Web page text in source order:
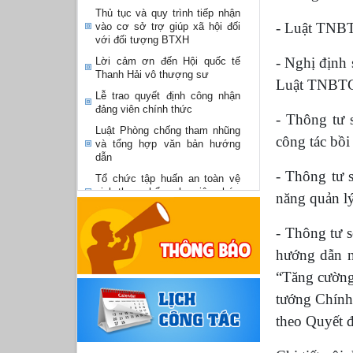
Thủ tục và quy trình tiếp nhận
vào cơ sở trợ giúp xã hội đối
với đối tượng BTXH
Lời cảm ơn đến Hội quốc tế
Thanh Hải vô thượng sư
Lễ trao quyết định công nhận
đảng viên chính thức
Luật Phòng chống tham nhũng
và tổng hợp văn bản hướng
dẫn
Tổ chức tập huấn an toàn vệ
sinh thực phẩm cho viên chức
tại Trung tâm Bảo trợ xã hội
Hội nghị công bố các quyết
định về công tác cán bộ tại
Trung tâm Bảo trợ xã hội tỉnh
Sơn La
Tổ chức sinh nhật Quý I, năm
2026 cho các em nhỏ tại Cơ
sở II - Lan tỏa yêu thương, gắn
kết mái ấm...
- Luật
- Nghị định
Luật
- Thông tư
công tác
- Thông tư
năng quản
- Thông tư
hướng dẫn
“Tăng
tướng
theo Quyết